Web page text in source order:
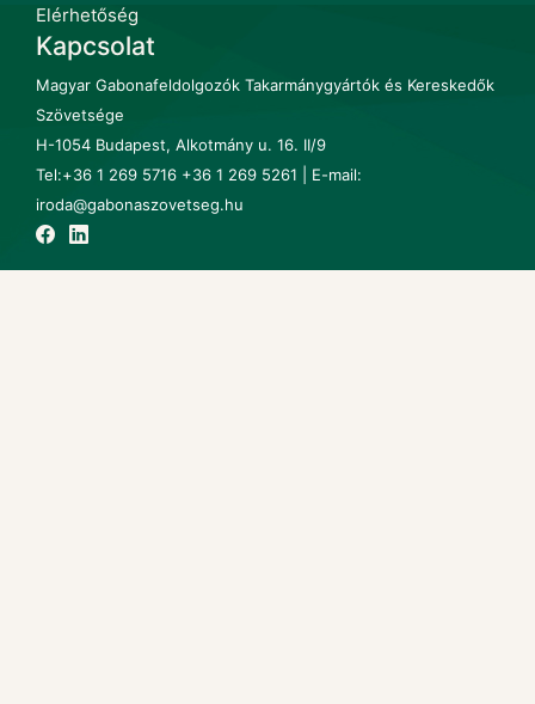
Elérhetőség
Kapcsolat
Magyar Gabonafeldolgozók Takarmánygyártók és Kereskedők
Szövetsége
H-1054 Budapest, Alkotmány u. 16. II/9
Tel:+36 1 269 5716 +36 1 269 5261 | E-mail:
iroda@gabonaszovetseg.hu